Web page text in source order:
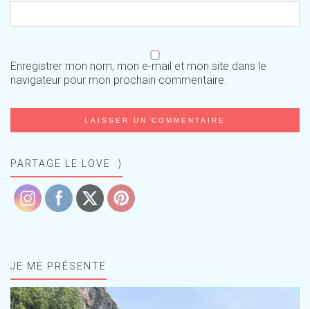
Enregistrer mon nom, mon e-mail et mon site dans le
navigateur pour mon prochain commentaire.
PARTAGE LE LOVE :)
JE ME PRÉSENTE